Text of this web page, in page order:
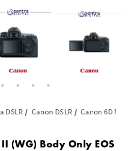
DSLR Canon DSLR Canon 6D
(WG) Body Only EOS